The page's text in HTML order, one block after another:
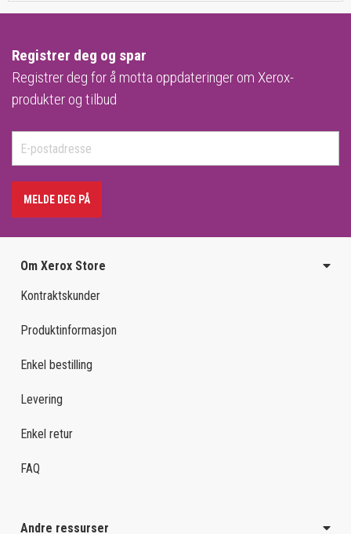
Registrer deg og spar
Registrer deg for å motta oppdateringer om Xerox-
produkter og tilbud
MELDE DEG PÅ
Om Xerox Store
Kontraktskunder
Produktinformasjon
Enkel bestilling
Levering
Enkel retur
FAQ
Andre ressurser